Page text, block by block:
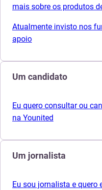
mais sobre os produtos
Atualmente invisto nos
apoio
Um candidato
Eu quero consultar ou
na Younited
Um jornalista
Eu sou jornalista e quero